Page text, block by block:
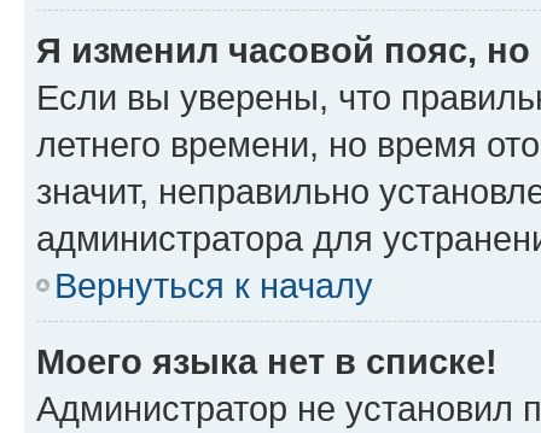
Я изменил часовой пояс,
Если вы уверены, что
летнего времени, но время
значит, неправильно
администратора для
Вернуться к началу
Моего языка нет в списке!
Администратор не установил